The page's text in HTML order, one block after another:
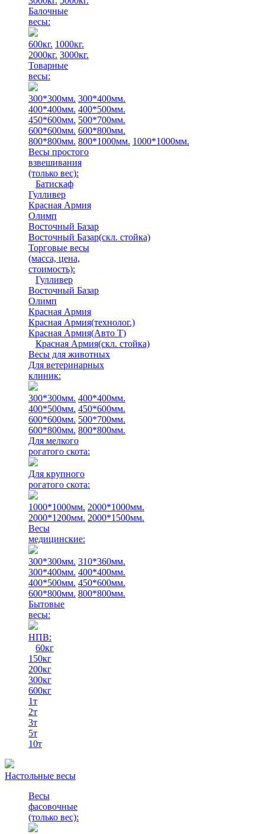
Балочные
весы:
600кг. 1000кг.
2000кг. 3000кг.
Товарные
весы:
300*300мм. 300*400мм.
400*400мм. 400*500мм.
450*600мм. 500*700мм.
600*600мм. 600*800мм.
800*800мм. 800*1000мм. 1000*1000мм.
Весы простого
взвешивания
(только вес):
Батискаф
Гулливер
Красная Армия
Олимп
Восточный Базар
Восточный Базар(скл. стойка)
Торговые весы
(масса, цена,
стоимость):
Гулливер
Восточный Базар
Олимп
Красная Армия
Красная Армия(технолог.)
Красная Армия(Авто Т)
Красная Армия(скл. стойка)
Весы для животных
Для ветеринарных
клиник:
300*300мм. 400*400мм.
400*500мм. 450*600мм.
600*600мм. 500*700мм.
600*800мм. 800*800мм.
Для мелкого
рогатого скота:
Для крупного
рогатого скота:
1000*1000мм. 2000*1000мм.
2000*1200мм. 2000*1500мм.
Весы
медицинские:
300*300мм. 310*360мм.
300*400мм. 400*400мм.
400*500мм. 450*600мм.
600*800мм. 800*800мм.
Бытовые
весы:
НПВ:
60кг
150кг
200кг
300кг
600кг
1т
2т
3т
5т
10т
Настольные весы
Весы
фасовочные
(только вес):